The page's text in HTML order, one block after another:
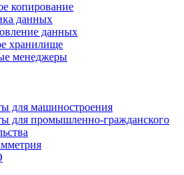
копирование
данных
данных
хранилище
менеджеры
для машиностроения
для промышленно-гражданского